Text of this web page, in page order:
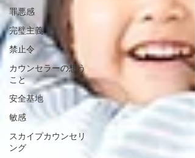
罪悪感
完璧主義
禁止令
カウンセラーの想う
こと
安全基地
敏感
スカイプカウンセリ
ング